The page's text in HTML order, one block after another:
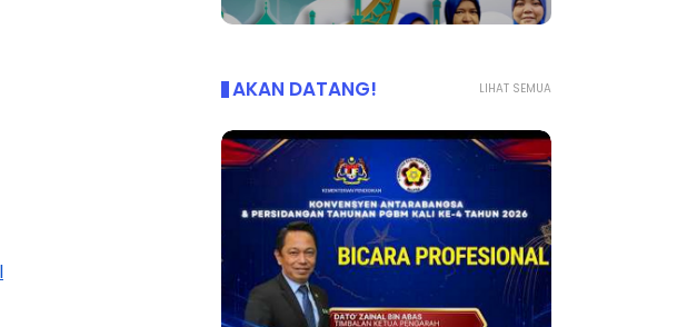
LIHAT SEMUA
AKAN DATANG!